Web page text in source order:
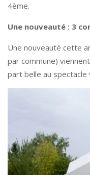
4ème.
Une nouveauté : 3
Une nouveauté cette
par commune)
part belle au spectacle